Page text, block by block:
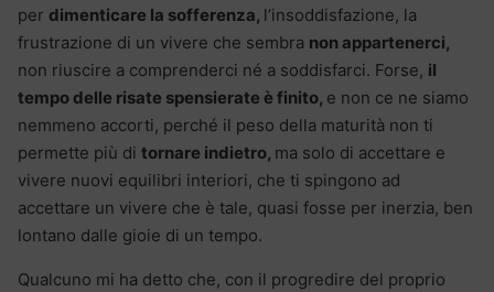
per dimenticare la sofferenza, l’insoddisfazione, la
frustrazione di un vivere che sembra non appartenerci,
non riuscire a comprenderci né a soddisfarci. Forse, il
tempo delle risate spensierate è finito, e non ce ne siamo
nemmeno accorti, perché il peso della maturità non ti
permette più di tornare indietro, ma solo di accettare e
vivere nuovi equilibri interiori, che ti spingono ad
accettare un vivere che è tale, quasi fosse per inerzia, ben
lontano dalle gioie di un tempo.
Qualcuno mi ha detto che, con il progredire del proprio